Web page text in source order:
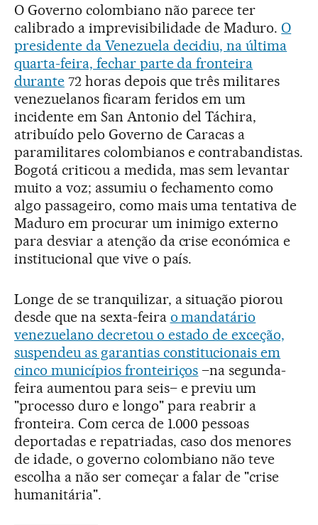
O Governo colombiano não parece ter
calibrado a imprevisibilidade de Maduro. O
presidente da Venezuela decidiu, na última
quarta-feira, fechar parte da fronteira
durante72 horas depois que três militares
venezuelanos ficaram feridos em um
incidente em San Antonio del Táchira,
atribuído pelo Governo de Caracas a
paramilitares colombianos e contrabandistas.
Bogotá criticou a medida, mas sem levantar
muito a voz; assumiu o fechamento como
algo passageiro, como mais uma tentativa de
Maduro em procurar um inimigo externo
para desviar a atenção da crise económica e
institucional que vive o país.
Longe de se tranquilizar, a situação piorou
desde que na sexta-feira o mandatário
venezuelano decretou o estado de exceção,
suspendeu as garantias constitucionais em
cinco municípios fronteiriços –na segunda-
feira aumentou para seis– e previu um
"processo duro e longo" para reabrir a
fronteira. Com cerca de 1.000 pessoas
deportadas e repatriadas, caso dos menores
de idade, o governo colombiano não teve
escolha a não ser começar a falar de "crise
humanitária".